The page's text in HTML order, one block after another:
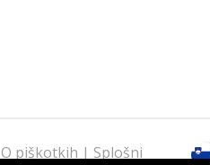
O piškotkih | Splošni